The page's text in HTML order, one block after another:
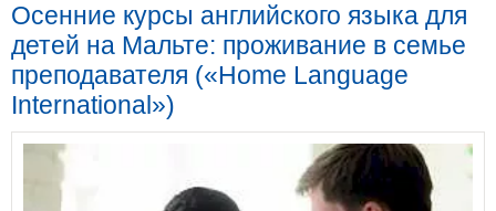
Осенние курсы английского языка для
детей на Мальте: проживание в семье
преподавателя («Home Language
International»)